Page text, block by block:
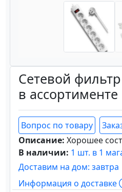
Сетевой
в ассортименте
Вопрос по товару
Описание: Хорошее
В наличии: 1 шт. в 1
Доставим на дом: завтра
Информация о доставке